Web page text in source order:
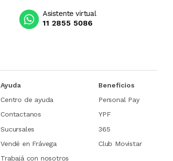
Asistente virtual
11 2855 5086
Ayuda
Centro de ayuda
Contactanos
Sucursales
Vendé en Frávega
Trabajá con nosotros
Beneficios
Personal Pay
YPF
365
Club Movistar